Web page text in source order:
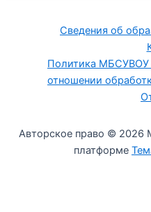
Сведения об
Политика
отношении
Авторское право ©
платформе